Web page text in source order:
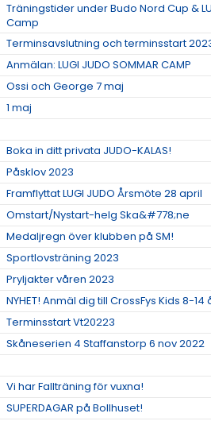
Träningstider under Budo Nord Cup &
Camp
Terminsavslutning och terminsstart
Anmälan: LUGI JUDO SOMMAR CAMP
Ossi och George 7 maj
1 maj
Boka in ditt privata JUDO-KALAS!
Påsklov 2023
Framflyttat LUGI JUDO Årsmöte 28 april
Omstart/Nystart-helg Ska&#778;ne
Medaljregn över klubben på SM!
Sportlovsträning 2023
Pryljakter våren 2023
NYHET! Anmäl dig till CrossFys Kids 8-14
Terminsstart Vt20223
Skåneserien 4 Staffanstorp 6 nov 2022
Vi har Fallträning för vuxna!
SUPERDAGAR på Bollhuset!